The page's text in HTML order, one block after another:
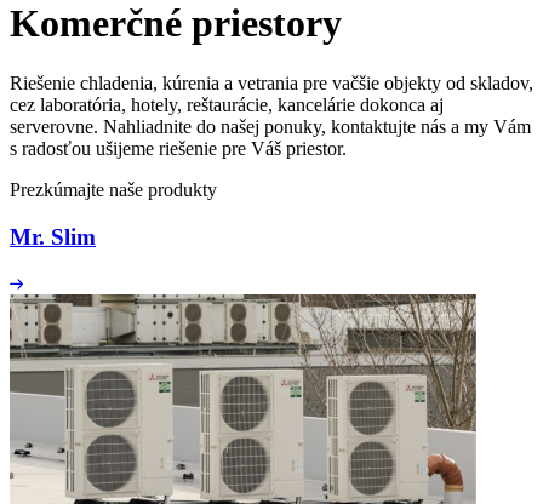
Komerčné priestory
Riešenie chladenia, kúrenia a vetrania pre vačšie objekty od skladov,
cez laboratória, hotely, reštaurácie, kancelárie dokonca aj
serverovne. Nahliadnite do našej ponuky, kontaktujte nás a my Vám
s radosťou ušijeme riešenie pre Váš priestor.
Prezkúmajte naše produkty
Mr. Slim